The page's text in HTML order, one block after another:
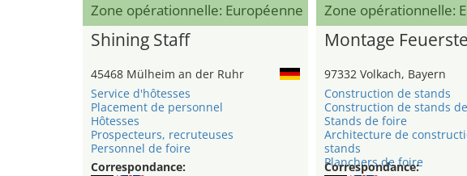
Zone opérationnelle: Européenne
Shining Staff
45468 Mülheim an der Ruhr
Service d'hôtesses
Placement de personnel
Hôtesses
Prospecteurs, recruteuses
Personnel de foire
Correspondance:
Zone opérationnelle:
Montage
97332 Volkach, Bayern
Construction de stands
Construction de stands
Stands de foire
Architecture de
stands
Planchers de foire
Correspondance: